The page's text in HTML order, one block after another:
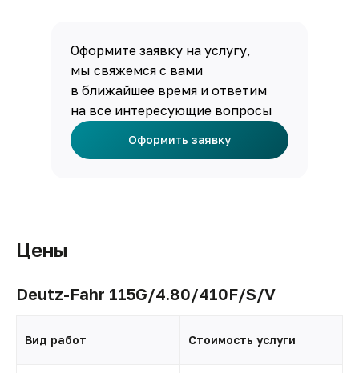
Оформите заявку на услугу,
мы свяжемся с вами
в ближайшее время и ответим
на все интересующие вопросы
Оформить заявку
Цены
Deutz-Fahr 115G/4.80/410F/S/V
Вид работ Стоимость услуги